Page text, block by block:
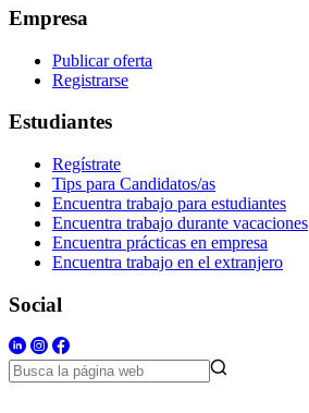
Empresa
Publicar oferta
Registrarse
Estudiantes
Regístrate
Tips para Candidatos/as
Encuentra trabajo para estudiantes
Encuentra trabajo durante vacaciones
Encuentra prácticas en empresa
Encuentra trabajo en el extranjero
Social